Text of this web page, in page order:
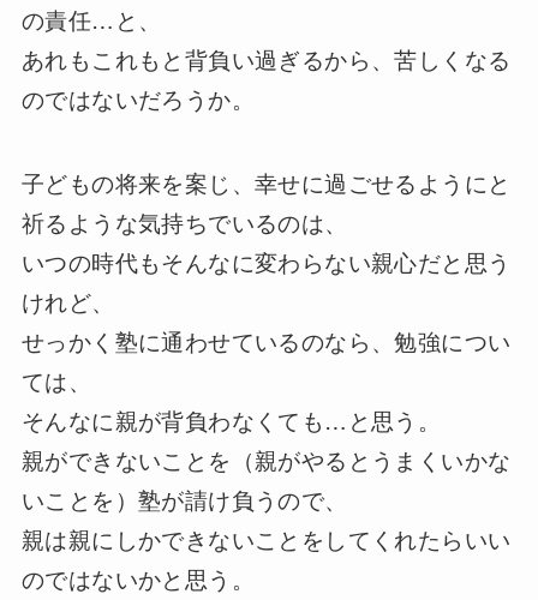
の責任…と、
あれもこれもと背負い過ぎるから、苦しくなる
のではないだろうか。
子どもの将来を案じ、幸せに過ごせるようにと
祈るような気持ちでいるのは、
いつの時代もそんなに変わらない親心だと思う
けれど、
せっかく塾に通わせているのなら、勉強につい
ては、
そんなに親が背負わなくても…と思う。
親ができないことを（親がやるとうまくいかな
いことを）塾が請け負うので、
親は親にしかできないことをしてくれたらいい
のではないかと思う。